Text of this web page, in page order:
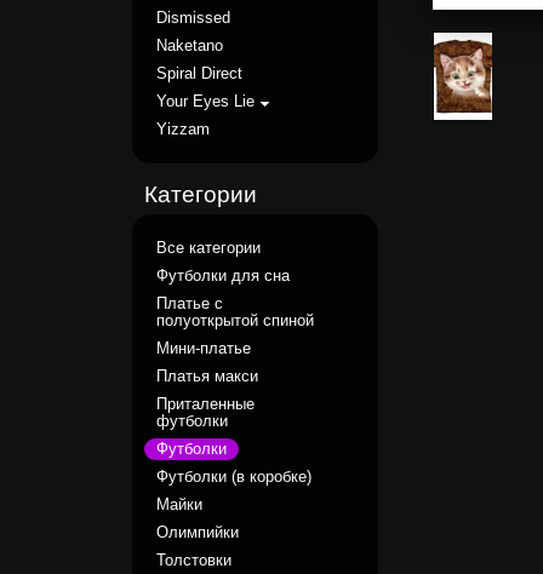
Dismissed
Naketano
Spiral Direct
Your Eyes Lie
Yizzam
Категории
Все категории
Футболки для сна
Платье с
полуоткрытой спиной
Мини-платье
Платья макси
Приталенные
футболки
Футболки
Футболки (в коробке)
Майки
Олимпийки
Толстовки